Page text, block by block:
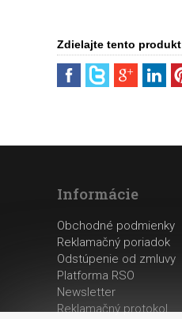
Zdielajte tento produkt
Informácie
Obchodné podmienky
Reklamačný poriadok
Odstúpenie od zmluvy
Platforma RSO
Newsletter
Reklamačný protokol